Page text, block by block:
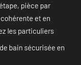
pièce par
et en
les particuliers
bain sécurisée en